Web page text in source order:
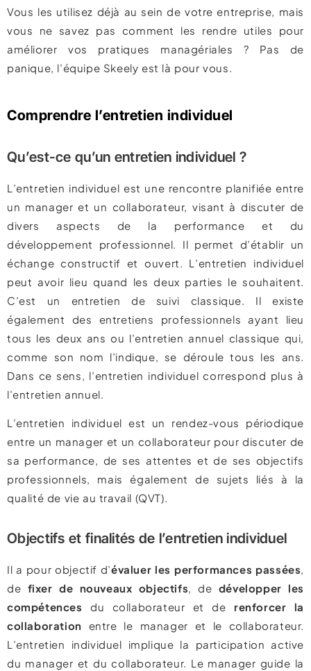
Vous les utilisez déjà au sein de votre entreprise, mais
vous ne savez pas comment les rendre utiles pour
améliorer vos pratiques managériales ? Pas de
panique, l’équipe Skeely est là pour vous.
Comprendre l’entretien individuel
Qu’est-ce qu’un entretien individuel ?
L’entretien individuel est une rencontre planifiée entre
un manager et un collaborateur, visant à discuter de
divers aspects de la performance et du
développement professionnel. Il permet d’établir un
échange constructif et ouvert. L’entretien individuel
peut avoir lieu quand les deux parties le souhaitent.
C’est un entretien de suivi classique. Il existe
également des entretiens professionnels ayant lieu
tous les deux ans ou l’entretien annuel classique qui,
comme son nom l’indique, se déroule tous les ans.
Dans ce sens, l’entretien individuel correspond plus à
l’entretien annuel.
L’entretien individuel est un rendez-vous périodique
entre un manager et un collaborateur pour discuter de
sa performance, de ses attentes et de ses objectifs
professionnels, mais également de sujets liés à la
qualité de vie au travail (QVT).
Objectifs et finalités de l’entretien individuel
Il a pour objectif d’évaluer les performances passées,
de fixer de nouveaux objectifs, de développer les
compétences du collaborateur et de renforcer la
collaboration entre le manager et le collaborateur.
L’entretien individuel implique la participation active
du manager et du collaborateur. Le manager guide la